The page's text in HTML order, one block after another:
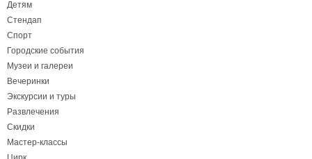
Детям
Стендап
Спорт
Городские события
Музеи и галереи
Вечеринки
Экскурсии и туры
Развлечения
Скидки
Мастер-классы